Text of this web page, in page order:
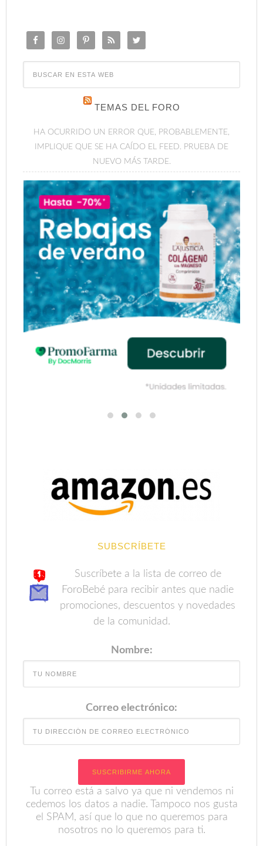
TEMAS DEL FORO
HA OCURRIDO UN ERROR QUE, PROBABLEMENTE,
IMPLIQUE QUE SE HA CAÍDO EL FEED. PRUEBA DE
NUEVO MÁS TARDE.
SUBSCRÍBETE
Suscríbete a la lista de correo de
ForoBebé para recibir antes que nadie
promociones, descuentos y novedades
de la comunidad.
Nombre:
Correo electrónico:
Tu correo está a salvo ya que ni vendemos ni
cedemos los datos a nadie. Tampoco nos gusta
el SPAM, así que lo que no queremos para
nosotros no lo queremos para ti.